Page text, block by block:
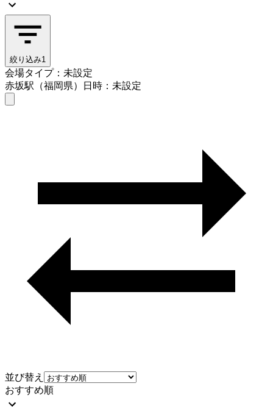
絞り込み1
会場タイプ：未設定
赤坂駅（福岡県）
日時：未設定
並び替え
おすすめ順